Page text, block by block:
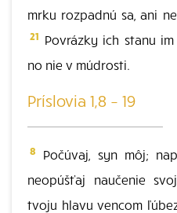
mrku rozpadnú sa, ani
21 Povrázky ich stanu
no nie v múdrosti.
Príslovia 1,8 – 19
8
Počúvaj, syn môj;
neopúšťaj naučenie
tvoju hlavu vencom